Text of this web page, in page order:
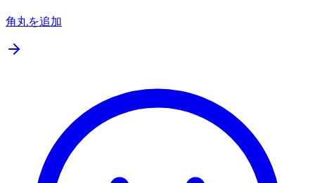
角丸を追加